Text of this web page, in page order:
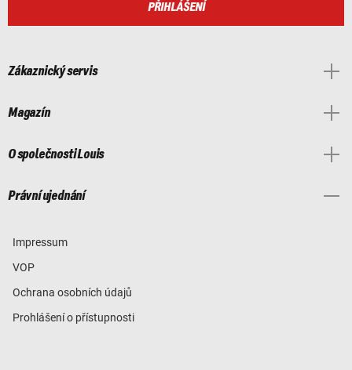
PŘIHLÁŠENÍ
Zákaznický servis
Magazín
O společnosti Louis
Právní ujednání
Impressum
VOP
Ochrana osobních údajů
Prohlášení o přístupnosti